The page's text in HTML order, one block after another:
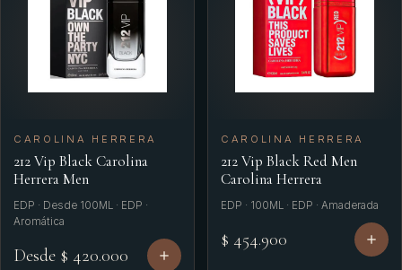
Jimmy Choo
Jimmy Woman
Juicy Couture
Kenzo
Lacoste
Lancome Woman
CAROLINA HERRERA
212 Vip Black Carolina
Herrera Men
EDP · Desde 100ML · EDP ·
Aromática
Desde $ 420.000
CAROLINA HERRERA
212 Vip Black Red Men
Carolina Herrera
EDP · 100ML · EDP · Amaderada
$ 454.900